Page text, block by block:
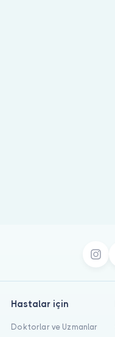
Hastalar için
Doktorlar ve Uzmanlar